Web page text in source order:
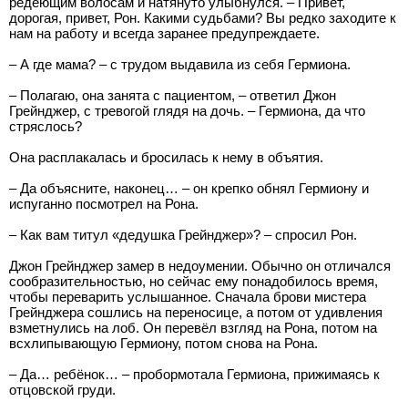
дорогая, привет, Рон. Какими судьбами? Вы редко заходите к
нам на работу и всегда заранее предупреждаете.
– А где мама? – с трудом выдавила из себя Гермиона.
– Полагаю, она занята с пациентом, – ответил Джон
Грейнджер, с тревогой глядя на дочь. – Гермиона, да что
стряслось?
Она расплакалась и бросилась к нему в объятия.
– Да объясните, наконец… – он крепко обнял Гермиону и
испуганно посмотрел на Рона.
– Как вам титул «дедушка Грейнджер»? – спросил Рон.
Джон Грейнджер замер в недоумении. Обычно он отличался
сообразительностью, но сейчас ему понадобилось время,
чтобы переварить услышанное. Сначала брови мистера
Грейнджера сошлись на переносице, а потом от удивления
взметнулись на лоб. Он перевёл взгляд на Рона, потом на
всхлипывающую Гермиону, потом снова на Рона.
– Да… ребёнок… – пробормотала Гермиона, прижимаясь к
отцовской груди.